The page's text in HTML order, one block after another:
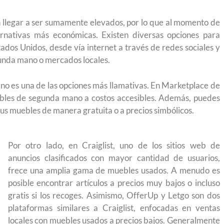
a ser sumamente elevados, por lo que al momento de
más económicas. Existen diversas opciones para
Unidos, desde vía internet a través de redes sociales y
mano o mercados locales.
es una de las opciones más llamativas. En Marketplace de
de segunda mano a costos accesibles. Además, puedes
muebles de manera gratuita o a precios simbólicos.
Por otro lado, en Craiglist, uno de los sitios web de
anuncios clasificados con mayor cantidad de usuarios,
frece una amplia gama de muebles usados. A menudo es
posible encontrar artículos a precios muy bajos o incluso
gratis si los recoges. Asimismo, OfferUp y Letgo son dos
plataformas similares a Craiglist, enfocadas en ventas
locales con muebles usados a precios bajos. Generalmente
el Conoce los cursos de construcción en